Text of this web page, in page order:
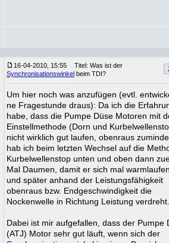
16-04-2010, 15:55
Titel: Was ist der
Synchronisationswinkel beim TDI?
Um hier noch was anzufügen (evtl.
ne Fragestunde draus): Da ich die
habe, dass die Pumpe Düse Motoren mit
Einstellmethode (Dorn und
nicht wirklich gut laufen, obenraus
hab ich beim letzten Wechsel auf die
Kurbelwellenstop unten und oben dann
Mal Daumen, damit er sich mal
und später anhand der Leistungsfähigkeit
obenraus bzw. Endgeschwindigkeit die
Nockenwelle in Richtung Leistung verdreht.
Dabei ist mir aufgefallen, dass der Pumpe
(ATJ) Motor sehr gut läuft, wenn sich der